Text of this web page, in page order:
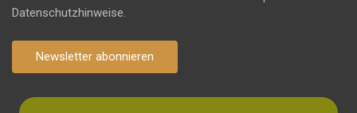
Datenschutzhinweise.
Newsletter abonnieren